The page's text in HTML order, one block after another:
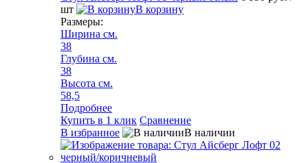
шт
В корзину
Размеры:
Ширина см.
38
Глубина см.
38
Высота см.
58,5
Подробнее
Купить в 1 клик Сравнение
В избранное
В наличии